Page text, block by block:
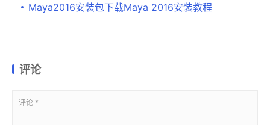
Maya2016安装包下载Maya 2016安装教程
评论